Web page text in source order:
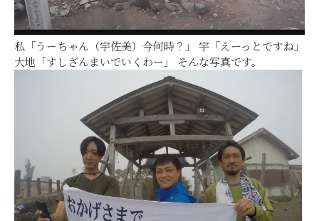
私「うーちゃん（宇佐美）今何時？」 宇「えーっとですね」
大地「すしざんまいでいくわー」 そんな写真です。